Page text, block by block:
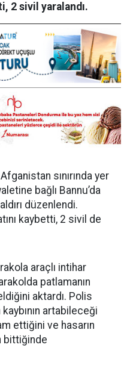
2 sivil yaralandı.
Afganistan sınırında yer
bağlı Bannu’da
düzenlendi.
kaybetti, 2 sivil de
araçlı intihar
patlamanın
aktardı. Polis
artabileceği
ettiğini ve hasarın
bittiğinde